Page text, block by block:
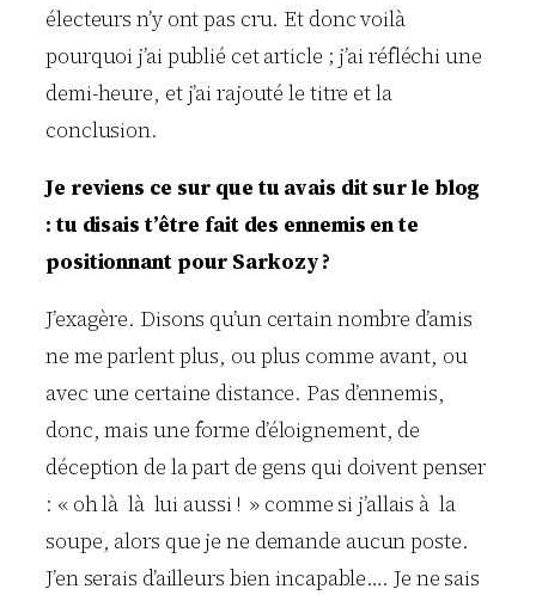
électeurs n’y ont pas cru. Et donc voilà
pourquoi j’ai publié cet article ; j’ai réfléchi une
demi-heure, et j’ai rajouté le titre et la
conclusion.
Je reviens ce sur que tu avais dit sur le blog
: tu disais t’être fait des ennemis en te
positionnant pour Sarkozy ?
J’exagère. Disons qu’un certain nombre d’amis
ne me parlent plus, ou plus comme avant, ou
avec une certaine distance. Pas d’ennemis,
donc, mais une forme d’éloignement, de
déception de la part de gens qui doivent penser
: « oh là là lui aussi ! » comme si j’allais à la
soupe, alors que je ne demande aucun poste.
J’en serais d’ailleurs bien incapable…. Je ne sais